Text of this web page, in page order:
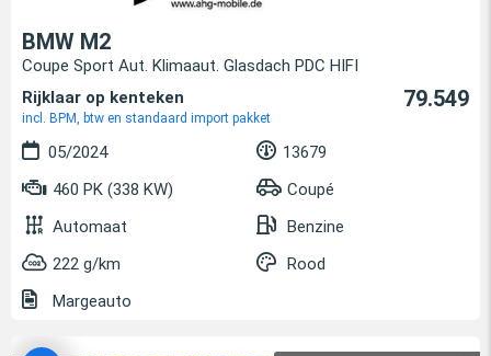
BMW M2
Coupe Sport Aut. Klimaaut. Glasdach PDC HIFI
Rijklaar op kenteken
incl. BPM, btw en standaard import pakket
79.549
05/2024
13679
460 PK (338 KW)
Coupé
Automaat
Benzine
222 g/km
Rood
Margeauto